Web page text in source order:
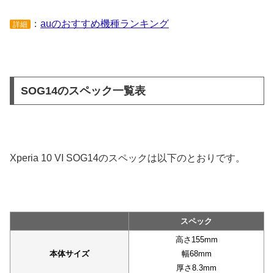
詳細 ： auのおすすめ機種ランキング
SOG14のスペック一覧表
Xperia 10 VI SOG14のスペックは以下のとおりです。
スペック
本体サイズ
高さ155mm
幅68mm
厚さ8.3mm